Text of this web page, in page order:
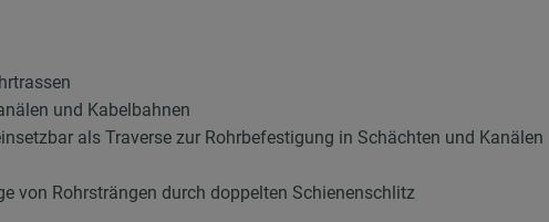
und Kabelbahnen
als Traverse zur Rohrbefestigung in Schächten und Kanälen
von Rohrsträngen durch doppelten Schienenschlitz